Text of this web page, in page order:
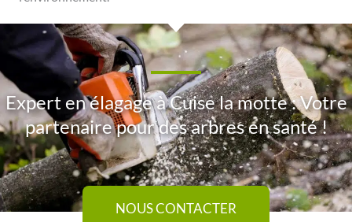
Expert en élagage à Cuise la motte : Votre
partenaire pour des arbres en santé !
NOUS CONTACTER